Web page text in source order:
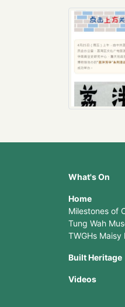
What's On
Home
Milestones of
Tung Wah
TWGHs
Built Heritage
Videos